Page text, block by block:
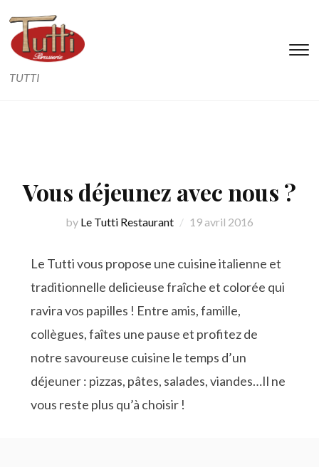
TUTTI
Vous déjeunez avec nous ?
by Le Tutti Restaurant 19 avril 2016
Le Tutti vous propose une cuisine italienne et
traditionnelle delicieuse fraîche et colorée qui
ravira vos papilles ! Entre amis, famille,
collègues, faîtes une pause et profitez de
notre savoureuse cuisine le temps d’un
déjeuner : pizzas, pâtes, salades, viandes…Il ne
vous reste plus qu’à choisir !